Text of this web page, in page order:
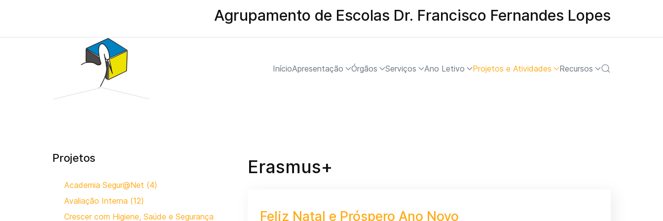
Agrupamento de Escolas Dr. Francisco Fernandes Lopes
InícioApresentação Órgãos Serviços Ano Letivo Projetos e Atividades Recursos
Projetos
Academia Segur@Net (4)
Avaliação Interna (12)
Crescer com Higiene, Saúde e Segurança
Erasmus+
Feliz Natal e Próspero Ano Novo